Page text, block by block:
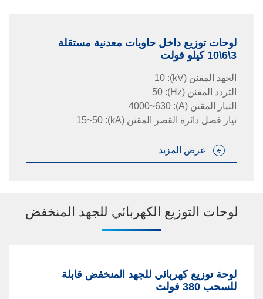
لوحات توزيع داخل حاويات معدنية مستقلة
3\6\10 كيلو فولت
الجهد المقنن (kV)
:
التردد المقنن (Hz)
:
التيار المقنن (A)
:
تيار فصل دائرة القصر المقنن (kA)
:
15~50
عرض المزيد
لوحات التوزيع الكهربائي للجهد المنخفض
لوحة توزيع كهربائي للجهد المنخفض قابلة
للسحب 380 فولت